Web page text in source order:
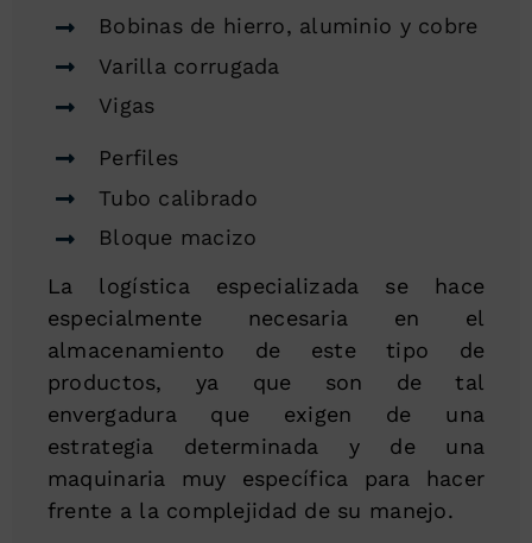
Bobinas de hierro, aluminio y cobre
Varilla corrugada
Vigas
Perfiles
Tubo calibrado
Bloque macizo
La logística especializada se hace
especialmente necesaria en el
almacenamiento de este tipo de
productos, ya que son de tal
envergadura que exigen de una
estrategia determinada y de una
maquinaria muy específica para hacer
frente a la complejidad de su manejo.